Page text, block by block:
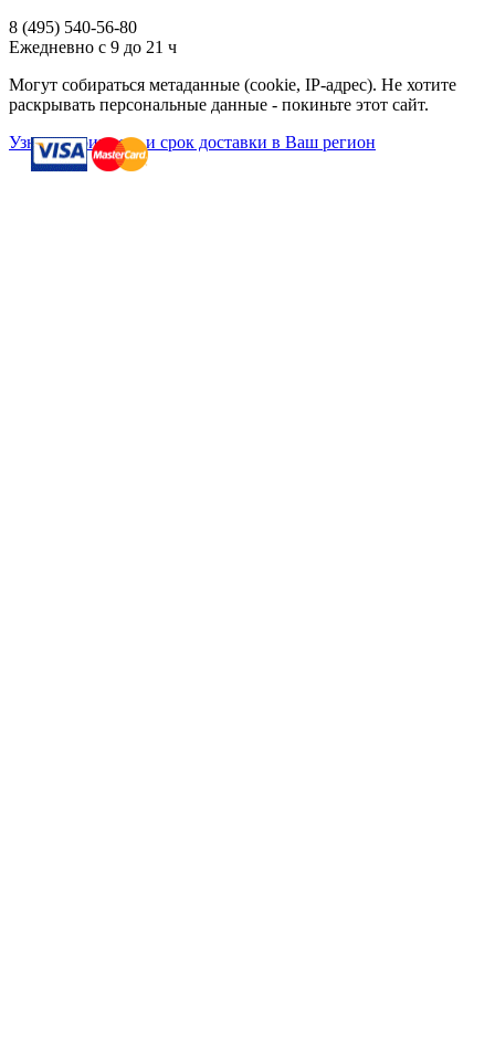
8 (495) 540-56-80
Ежедневно с 9 до 21 ч
Могут собираться метаданные (cookie, IP-адрес). Не хотите
раскрывать персональные данные - покиньте этот сайт.
Узнать стоимость и срок доставки в Ваш регион